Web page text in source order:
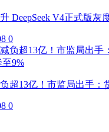
DeepSeek V4正式版灰
0
超13亿！市监局出手：
0